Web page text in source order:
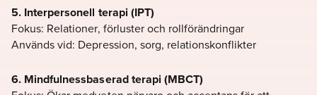
5. Interpersonell terapi (IPT)
Fokus: Relationer, förluster och rollförändringar
Används vid: Depression, sorg, relationskonflikter
6. Mindfulnessbaserad terapi (MBCT)